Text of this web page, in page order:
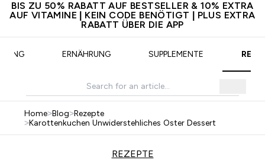
BIS ZU 50% RABATT AUF BESTSELLER & 10% EXTRA
AUF VITAMINE | KEIN CODE BENÖTIGT | PLUS EXTRA
RABATT ÜBER DIE APP
ERNÄHRUNG SUPPLEMENTE
Home>Blog>Rezepte
>Karottenkuchen Unwiderstehliches Oster Dessert
REZEPTE